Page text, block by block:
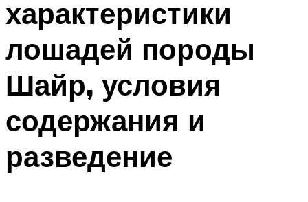
характеристики
лошадей породы
Шайр, условия
содержания и
разведение